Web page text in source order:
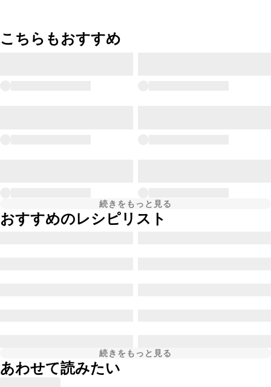
こちらもおすすめ
続きをもっと見る
おすすめのレシピリスト
続きをもっと見る
あわせて読みたい